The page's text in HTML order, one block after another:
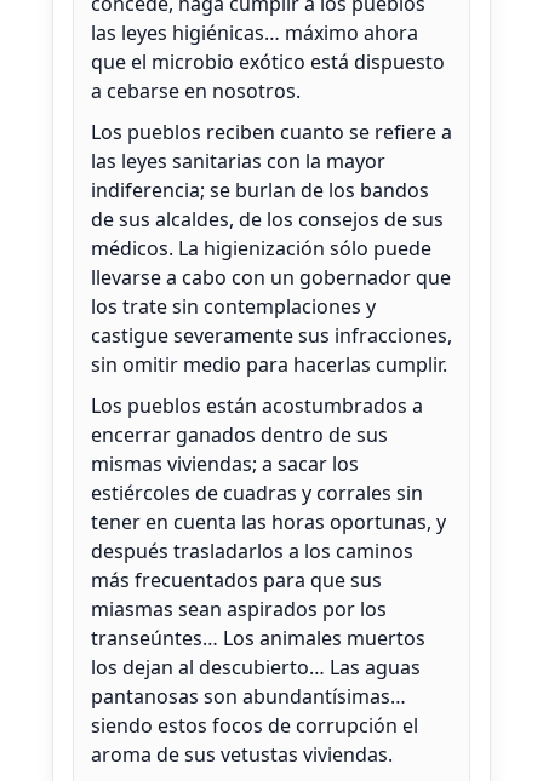
las leyes higiénicas… máximo ahora
que el microbio exótico está dispuesto
a cebarse en nosotros.
Los pueblos reciben cuanto se refiere a
las leyes sanitarias con la mayor
indiferencia; se burlan de los bandos
de sus alcaldes, de los consejos de sus
médicos. La higienización sólo puede
llevarse a cabo con un gobernador que
los trate sin contemplaciones y
castigue severamente sus infracciones,
sin omitir medio para hacerlas cumplir.
Los pueblos están acostumbrados a
encerrar ganados dentro de sus
mismas viviendas; a sacar los
estiércoles de cuadras y corrales sin
tener en cuenta las horas oportunas, y
después trasladarlos a los caminos
más frecuentados para que sus
miasmas sean aspirados por los
transeúntes… Los animales muertos
los dejan al descubierto… Las aguas
pantanosas son abundantísimas…
siendo estos focos de corrupción el
aroma de sus vetustas viviendas.